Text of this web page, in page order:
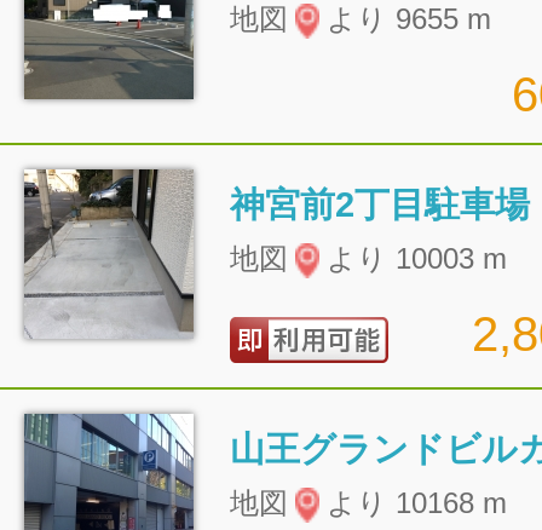
地図 より 9655 m
神宮前2丁目駐車場
地図 より 10003 m
山王グランドビル
地図 より 10168 m